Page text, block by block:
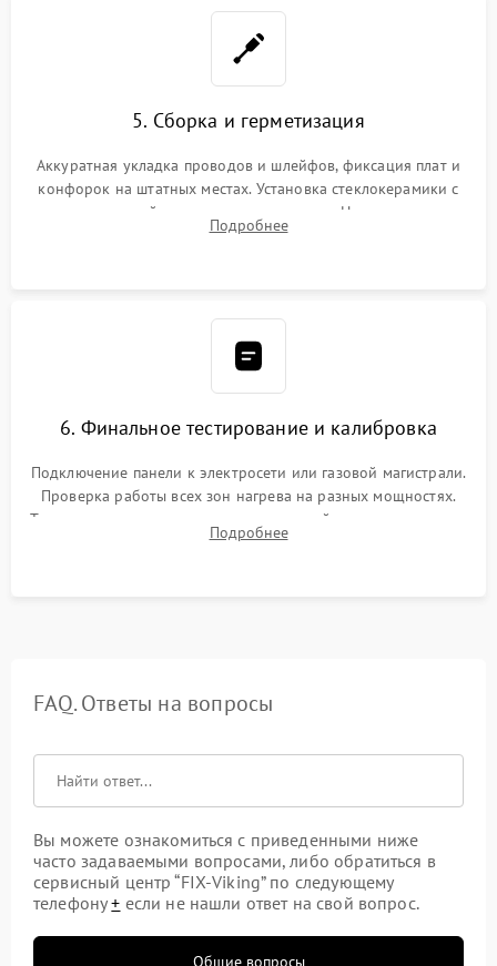
5. Сборка и герметизация
Аккуратная укладка проводов и шлейфов, фиксация плат и
конфорок на штатных местах. Установка стеклокерамики с
проверкой равномерности зазоров. Нанесение
термостойкого герметика или укладка уплотнительной
Подробнее
6. Финальное тестирование и калибровка
Подключение панели к электросети или газовой магистрали.
Проверка работы всех зон нагрева на разных мощностях.
Тестирование сенсорного управления, таймера, индикаторов
остаточного тепла и систем защиты от перегрева.
Подробнее
FAQ. Ответы на вопросы
Вы можете ознакомиться с приведенными ниже
часто задаваемыми вопросами, либо обратиться в
сервисный центр “FIX-Viking” по следующему
телефону+ если не нашли ответ на свой вопрос.
Общие вопросы